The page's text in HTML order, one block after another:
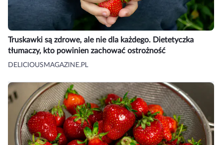
Truskawki są zdrowe, ale nie dla każdego. Dietetyczka
tłumaczy, kto powinien zachować ostrożność
DELICIOUSMAGAZINE.PL